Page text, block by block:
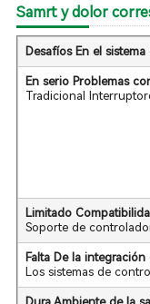
Samrt y dolor
Desafíos En el
En serio Problemas
Tradicional
Limitado
Soporte de
Falta De la integración
Los sistemas de